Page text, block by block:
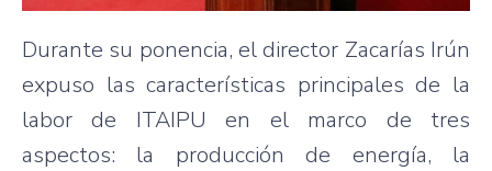
Durante su ponencia, el director Zacarías Irún
expuso las características principales de la
labor de ITAIPU en el marco de tres
aspectos: la producción de energía, la